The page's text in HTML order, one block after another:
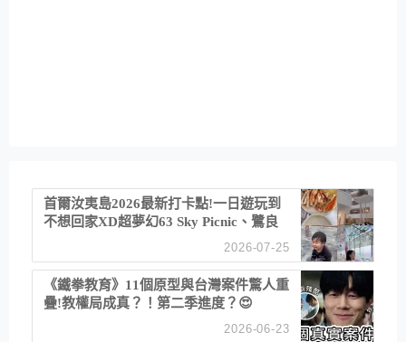
首爾汝夷島2026最新打卡點!一日遊玩到
不想回家XD超夢幻63 Sky Picnic、鷺良
津帝王蟹大餐、《淚之女王》拍攝地、漢
2026-07-25
《鐵拳教育》11個原型與台灣案件驚人重
疊!教權局成真？！第二季進度？😍
2026-06-23